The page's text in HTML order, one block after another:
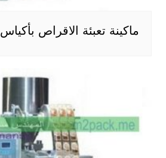
ماكينة تعبئة الاقراص بأكياس